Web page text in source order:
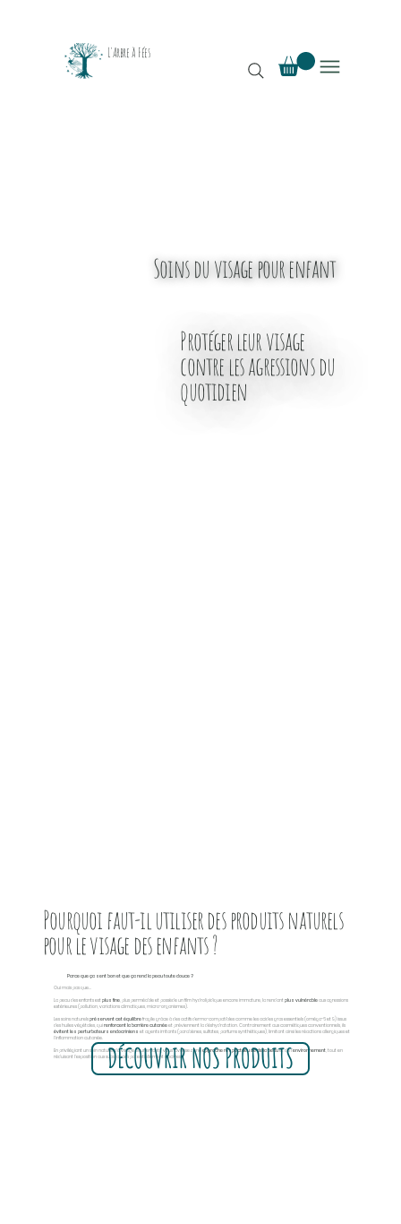
L'Arbre à Fées
Soins du visage pour enfant
Protéger leur visage
contre les agressions du
quotidien
Pourquoi faut-il utiliser des produits naturels
pour le visage des enfants ?
Parce que ça sent bon et que ça rend la peau toute douce ?
Oui mais pas que...
La peau des enfants est plus fine, plus perméable et possède un film hydrolipidique encore immature, la rendant plus vulnérableaux agressions
extérieures (pollution, variations climatiques, micro-organismes).
Les soins naturelspréservent cet équilibrefragile grâce à des actifs dermo-compatibles comme les acides gras essentiels (oméga-6 et 9) issus
des huiles végétales, qui renforcent la barrière cutanéeet préviennent la déshydratation. Contrairement aux cosmétiques conventionnels, ils
évitent les perturbateurs endocriniens et agents irritants (parabènes, sulfates, parfums synthétiques), limitant ainsi les réactions allergiques et
l’inflammation cutanée.
En privilégiant un soin naturel du visage pour enfants, vous favorisez une approche respectueuse de la peauet de l’environnement, tout en
réduisant l’exposition aux substances potentiellement nocives.
DÉCOUVRIR NOS PRODUITS